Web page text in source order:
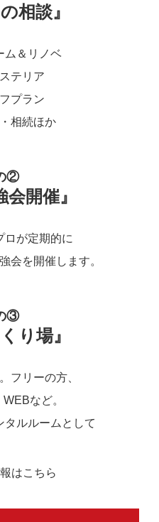
相談』
ム＆リノベ
テリア
プラン
相続ほか
②
会開催』
ロが定期的に
会を開催します。
③
り場』
フリーの方、
など。
タルルームとして
はこちら